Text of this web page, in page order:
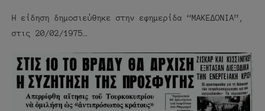
Η είδηση δημοσιεύθηκε στην εφημερίδα “ΜΑΚΕΔΟΝΙΑ”,
στις 20/02/1975…